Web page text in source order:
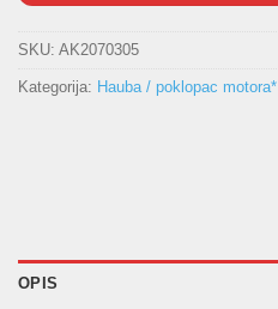
SKU: AK2070305
Kategorija: Hauba / poklopac motora*
OPIS